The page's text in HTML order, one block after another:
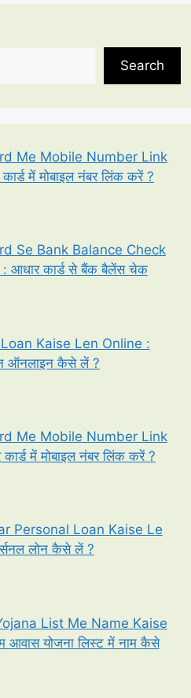
Search
Me Mobile Number Link
में मोबाइल नंबर लिंक करें ?
Se Bank Balance Check
आधार कार्ड से बैंक बैलेंस चेक
Kaise Len Online :
ऑनलाइन कैसे लें ?
Me Mobile Number Link
में मोबाइल नंबर लिंक करें ?
Personal Loan Kaise Le
लोन कैसे लें ?
List Me Name Kaise
आवास योजना लिस्ट में नाम कैसे